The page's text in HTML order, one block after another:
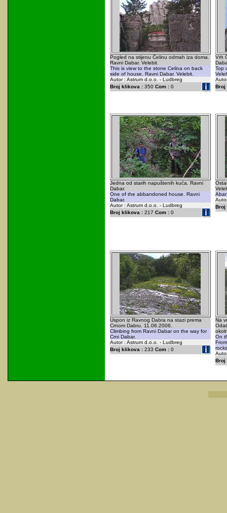
Pogled na stijenu Čelinu odmah iza doma.
Ravni Dabar. Velebit.
This is view to the stone Celina on back
side of house. Ravni Dabar. Velebit.
Autor : Astrum d.o.o. - Ludbreg
Broj klikova :350 Com :0
Vrh
Top
Broj
Jedna od starih napuštenih kuća. Ravni
Dabar.
One of the abbandoned house. Ravni
Dabar.
Autor : Astrum d.o.o. - Ludbreg
Broj klikova :217 Com :0
Broj
Uspon iz Ravnog Dabra na stazi prema
Crnom Dabru. 11.06.2006.
Climbing from Ravni Dabar on the way for
Crni Dabar.
Autor : Astrum d.o.o. - Ludbreg
Broj klikova :233 Com :0
Na
On
Broj